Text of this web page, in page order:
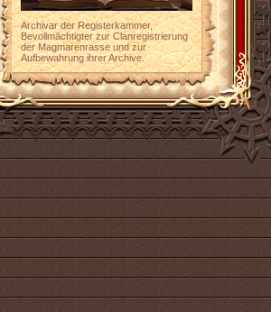
Archivar der Registerkammer,
Bevollmächtigter zur Clanregistrierung
der Magmarenrasse und zur
Aufbewahrung ihrer Archive.